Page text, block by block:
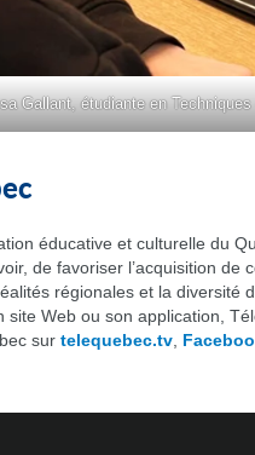
Gallant, étudiante en
éducative et culturelle du
de favoriser l’acquisition
régionales et la
Web ou son application,
sur telequebec.tv,